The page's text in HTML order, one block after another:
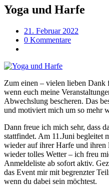
Yoga und Harfe
21. Februar 2022
0 Kommentare
Zum einen – vielen lieben Dank
wenn euch meine
Abwechslung bescheren. Das
und motiviert mich um so mehr
Dann freue ich mich sehr, dass
stattfindet. Am 11.Juni begleitet
wieder auf ihrer Harfe und ihren
wieder tolles Wetter – ich freu
Anmeldeliste ab sofort aktiv.
das Event mir mit begrenzter
wenn du dabei sein möchtest.